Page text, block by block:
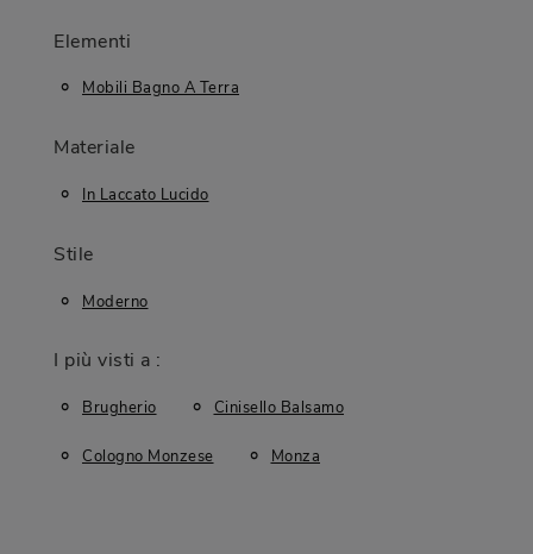
Elementi
Mobili Bagno A Terra
Materiale
In Laccato Lucido
Stile
Moderno
I più visti a :
Brugherio Cinisello Balsamo
Cologno Monzese Monza